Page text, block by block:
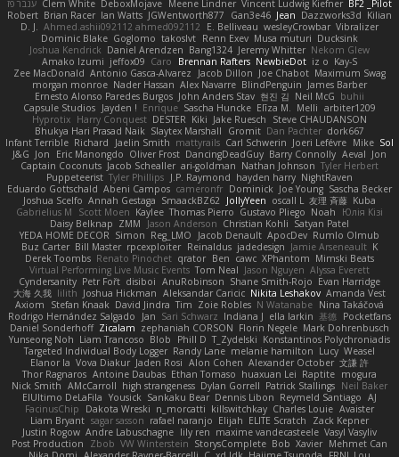
ענבר פז Clem White DeboxMojave Meene Lindner Vincent Ludwig Kiefner BF2 _Pilot
Robert Brian Racer Ian Watts JGWentworth877 Gan3e46 Jean Dazzworks3d Kilian
D. J. Ahmed.ashii092112 ahmed092112 E. Belliveau wesleyCrowbar Vibralizer
Dominic Blake Goglomo takoslvt Renn Exev Musa muturi Ducksink
Joshua Kendrick Daniel Arendzen Bang1324 Jeremy Whitter Nekom Glew
Amako Izumi jeffox09 Caro Brennan Rafters NewbieDot iz o Kay-S
Zee MacDonald Antonio Gasca-Alvarez Jacob Dillon Joe Chabot Maximum Swag
morgan monroe Nader Hassan Alex Navarre BlindPenguin James Barber
Ernesto Alonso Paredes Burgos John Anders Stav 현진 김 Neil McG buhii
Capsule Studios Jayden ! Enrique Sascha Huncke Elīza M. Melli arbiter1209
Hyprotix Harry Conquest DESTER Kiki Jake Ruesch
Steve CHAUDANSON
Bhukya Hari Prasad Naik Slaytex Marshall Gromit Dan Pachter dork667
Infant Terrible Richard Jaelin Smith mattyrails Carl Schwerin Joeri Lefévre Mike Sol
J&G Jon Eric Manongdo Oliver Frost DancingDeadGuy Barry Connolly Aeval Jon
Captain Coconuts Jacob Schealler ari-goldman Nathan Johnson Tyler Herbert
Puppeteerist Tyler Phillips J.P. Raymond hayden harry NightRaven
Eduardo Gottschald Abeni Campos cameronfr Dominick Joe Young Sascha Becker
Joshua Scelfo Annah Gestaga SmaackBZ62 JollyYeen oscall L 友理 斉藤 Kuba
Gabrielius M
Scott Moen Kaylee Thomas Pierro Gustavo Pliego Noah
Юлія Кізі
Daisy Belknap ZMM Jason Anderson Christian Kohli Satyan Patel
YEDA HOME DECOR Simon Reg_LMO Jacob Denault ApocDev Rumlo Olmub
Buz Carter Bill Master rpcexploiter Reinaldus jadedesign Jamie Arseneault K
Derek Toombs Renato Pinochet qrator Ben cawc XPhantom Mimski Beats
Virtual Performing Live Music Events Tom Neal Jason Nguyen Alyssa Everett
Cyndersanity Petr Fořt disiboi AnuRobinson Shane Smith-Rojo Evan Harridge
大海 久我 lilith Joshua Hickman Aleksandar Caricic Nikita Leshakov Amanda Vest
Axiom
Stefan Knaak David Jindra Tim Zoie Robles N Watanabe Nina Takáčová
Rodrigo Hernández Salgado
Jan Sari Schwarz Indiana J ella larkin 基德 Pocketfans
Daniel Sonderhoff Zicalam zephaniah CORSON Florin Negele Mark Dohrenbusch
Yunseong Noh Liam Trancoso Blob Phill D T_Zydelski Konstantinos Polychroniadis
Targeted Individual Body Logger Randy Lane melanie hamilton Lucy Weasel
Elanor la Vova Diakur Jaden Rosi Alon Cohen Alexander October 文謙 許
Thor Ragnaros Antoine Daubas Ethan Tomaso huaxuan Lei Raptite mogura
Nick Smith AMcCarroll high strangeness Dylan Gorrell Patrick Stallings Neil Baker
ElUltimo DeLaFila Yousick Sankaku Bear Dennis Libon Reymeld Santiago AJ
FacinusChip
Dakota Wreski n_morcatti killswitchkay Charles Louie Avaister
Liam Bryant sagar sasson rafael naranjo Elijah ELITE Scratch
Zack Kepner
Justin Rogow Andre Labuschagne lily ren maxime vandecasteele Vasyl Vasyliv
Post Production
Zbob VW Winterstein StorysComplete Bob Xavier Mehmet Can